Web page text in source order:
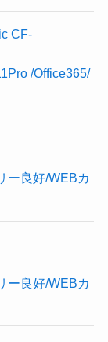
CF-
/Office365/
ー良好/WEBカ
ー良好/WEBカ